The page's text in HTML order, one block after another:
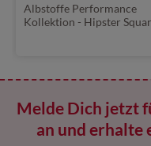
Albstoffe Performance
Kollektion - Hipster
Melde Dich jetzt
an und erhalte